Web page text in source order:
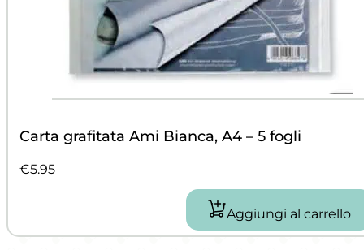
Carta grafitata Ami Bianca, A4 – 5 fogli
€5.95
Aggiungi al carrello